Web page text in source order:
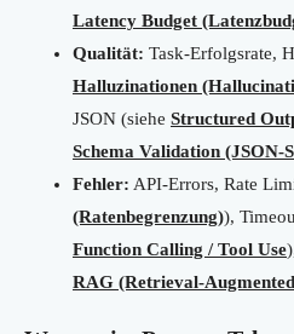
Latency Budget
Qualität: Task-Erfolgsrate,
Halluzinationen
JSON (siehe Structured
Schema Validation (JSON-
Fehler: API-Errors, Rate
(Ratenbegrenzung)),
Function Calling / Tool Use
RAG (Retrieval-